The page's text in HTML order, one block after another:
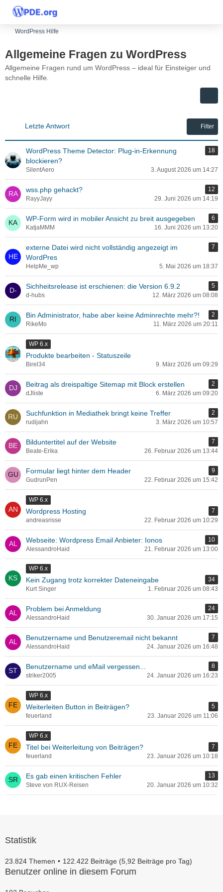
WordPress Hilfe
Allgemeine Fragen zu WordPress
Allgemeine Fragen rund um WordPress – ideal für Einsteiger und
schnelle Hilfe.
Letzte Antwort Filter
WordPress Theme Detector: Plug-in-Erkennung
blockieren?
18
SilentAero 3. August 2026 um 14:27
wss.php gehackt?
12
RayyJayy
29. Juni 2026 um 14:19
WP-Form wird in mobiler Ansicht zu breit ausgegeben
6
KatjaMMM
16. Juni 2026 um 13:20
externe Datei wird nicht vollständig angezeigt im
WordPres
7
HelpMe_wp 5. Mai 2026 um 18:37
Sichheitsrelease ist erschienen: die Version 6.9.2
5
d-hubs
12. März 2026 um 08:08
Bin Administrator, habe aber keine Adminrechte mehr?!
2
RikeMo
11. März 2026 um 20:11
WP 6.x
Produkte bearbeiten - Statuszeile
Birel34 9. März 2026 um 09:29
Beitrag als dreispaltige Sitemap mit Block erstellen
2
dJliste
6. März 2026 um 09:20
Suchfunktion in Mediathek bringt keine Treffer
2
rudijahn
3. März 2026 um 10:57
Bilduntertitel auf der Website
7
Beate-Erika
26. Februar 2026 um 13:44
Formular liegt hinter dem Header
9
GudrunPen
22. Februar 2026 um 15:42
WP 6.x
Wordpress Hosting
7
andreasrisse
22. Februar 2026 um 10:29
Webseite: Wordpress Email Anbieter: Ionos
10
AlessandroHaid
21. Februar 2026 um 13:00
WP 6.x
Kein Zugang trotz korrekter Dateneingabe
34
Kurt Singer
1. Februar 2026 um 08:43
Problem bei Anmeldung
24
AlessandroHaid
30. Januar 2026 um 17:15
Benutzername und Benutzeremail nicht bekannt
7
AlessandroHaid
24. Januar 2026 um 16:48
Benutzername und eMail vergessen...
8
striker2005
24. Januar 2026 um 16:23
WP 6.x
Weiterleiten Button in Beiträgen?
5
feuerland
23. Januar 2026 um 11:06
WP 6.x
Titel bei Weiterleitung von Beiträgen?
7
feuerland
23. Januar 2026 um 10:18
Es gab einen kritischen Fehler
13
Steve von RUX-Reisen
20. Januar 2026 um 10:32
Statistik
23.824 Themen 122.422 Beiträge (5,92 Beiträge pro Tag)
Benutzer online in diesem Forum